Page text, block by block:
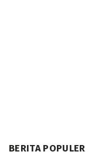
BERITA POPULER